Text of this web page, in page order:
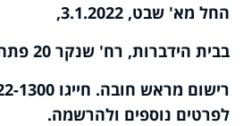
החל מא' שבט, 3.1.2022,
בבית הידברות, רח' שנקר 20 פתח תקווה.
רישום מראש חובה. חייגו 073-222-1300, או
לפרטים נוספים ולהרשמה.